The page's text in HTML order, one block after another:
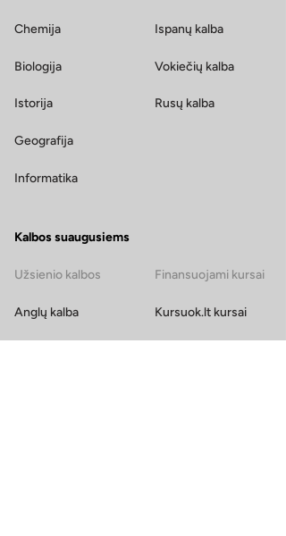
Chemija Ispanų kalba
Biologija Vokiečių kalba
Istorija Rusų kalba
Geografija
Informatika
Kalbos suaugusiems
Užsienio kalbos Finansuojami kursai
Anglų kalba Kursuok.lt kursai